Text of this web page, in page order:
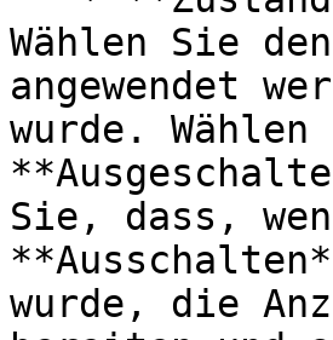
Wählen Sie
angewendet
wurde.
Sie, dass,
wurde, die